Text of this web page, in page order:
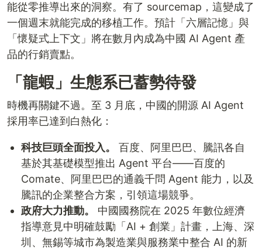
能從零推導出來的洞察。有了 sourcemap，這變成了
一個週末就能完成的移植工作。預計「六層記憶」與
「懷疑式上下文」將在數月內成為中國 AI Agent 產
品的行銷賣點。
「龍蝦」生態系已蓄勢待發
時機再關鍵不過。至 3 月底，中國的開源 AI Agent
採用率已達到白熱化：
科技巨頭全面投入。
百度、阿里巴巴、騰訊各自
基於其基礎模型推出 Agent 平台——百度的
Comate、阿里巴巴的通義千問 Agent 能力，以及
騰訊的企業整合方案，引領這場競爭。
政府大力推動。
中國國務院在 2025 年數位經濟
指導意見中明確鼓勵「AI + 創業」計畫，上海、深
圳、無錫等城市為製造業與服務業中整合 AI 的新